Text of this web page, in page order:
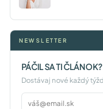
NEWSLETTER
PÁČIL SA TI ČLÁNOK?
Dostávaj nové každý